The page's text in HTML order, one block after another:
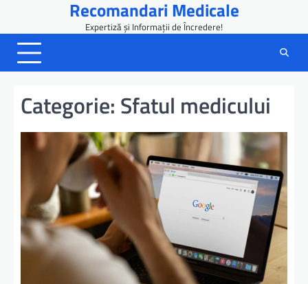
content
Recomandari Medicale
Expertiză și Informații de Încredere!
Categorie: Sfatul medicului